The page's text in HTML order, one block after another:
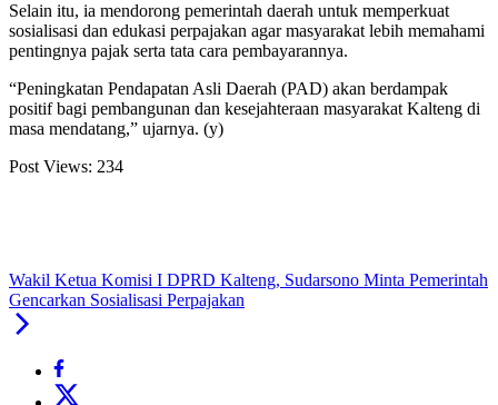
Selain itu, ia mendorong pemerintah daerah untuk memperkuat
sosialisasi dan edukasi perpajakan agar masyarakat lebih memahami
pentingnya pajak serta tata cara pembayarannya.
“Peningkatan Pendapatan Asli Daerah (PAD) akan berdampak
positif bagi pembangunan dan kesejahteraan masyarakat Kalteng di
masa mendatang,” ujarnya. (y)
Post Views: 234
Wakil Ketua Komisi I DPRD Kalteng, Sudarsono Minta Pemerintah
Gencarkan Sosialisasi Perpajakan